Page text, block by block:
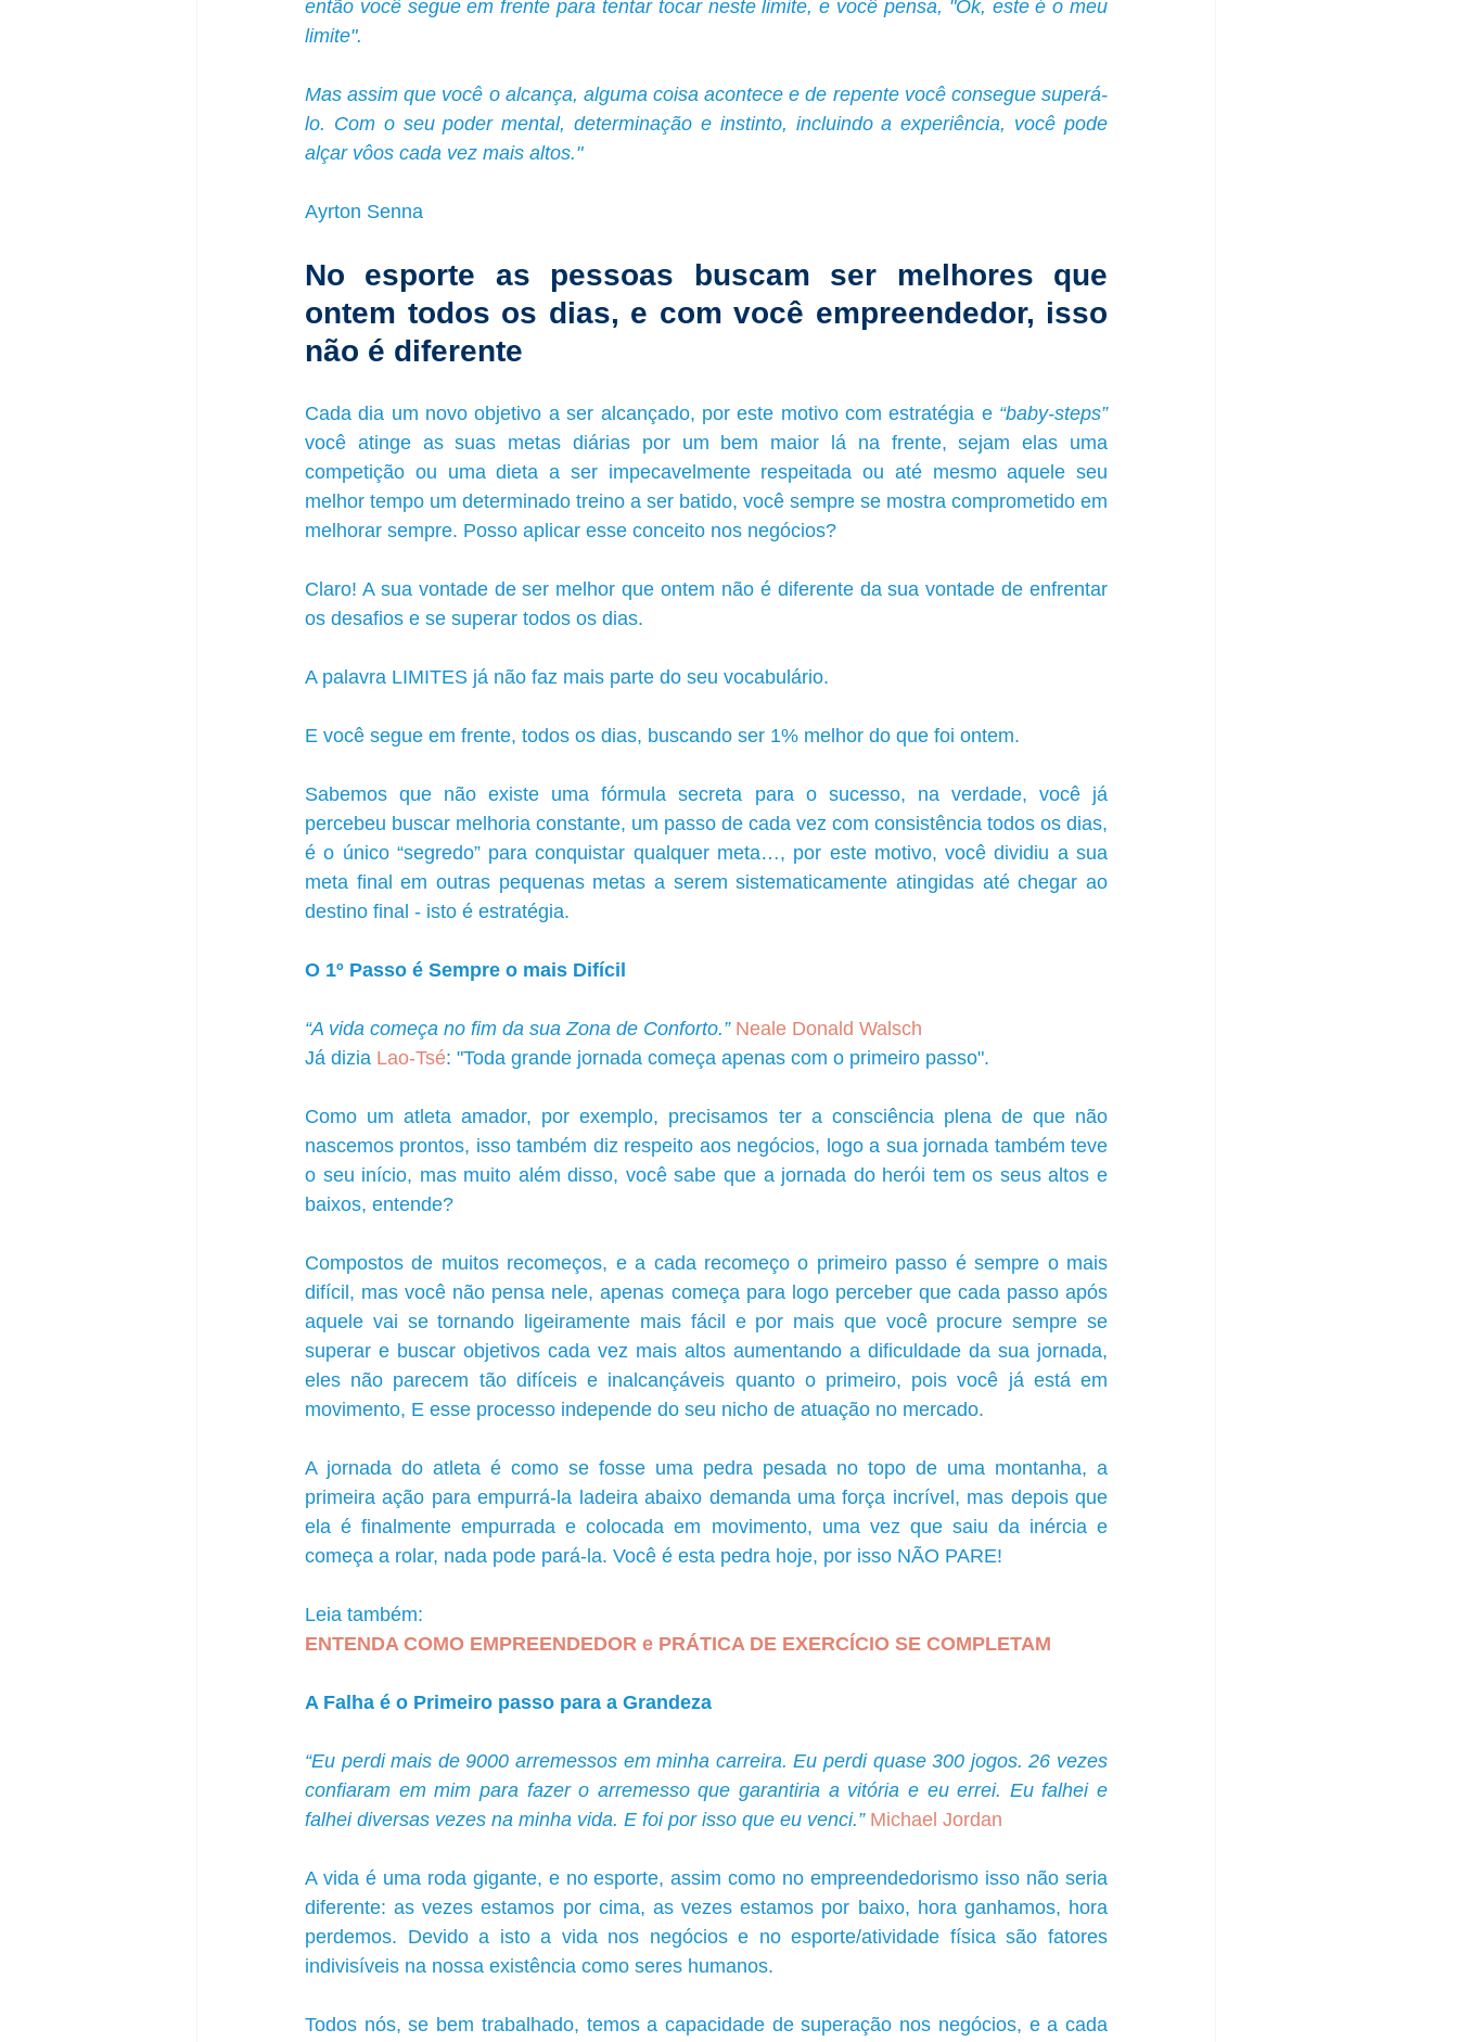
então você segue em frente para tentar tocar neste limite, e você pensa, "Ok, este é o meu
limite".
Mas assim que você o alcança, alguma coisa acontece e de repente você consegue superá-
lo. Com o seu poder mental, determinação e instinto, incluindo a experiência, você pode
alçar vôos cada vez mais altos."
Ayrton Senna
No esporte as pessoas buscam ser melhores que
ontem todos os dias, e com você empreendedor, isso
não é diferente
Cada dia um novo objetivo a ser alcançado, por este motivo com estratégia e “baby-steps”
você atinge as suas metas diárias por um bem maior lá na frente, sejam elas uma
competição ou uma dieta a ser impecavelmente respeitada ou até mesmo aquele seu
melhor tempo um determinado treino a ser batido, você sempre se mostra comprometido em
melhorar sempre. Posso aplicar esse conceito nos negócios?
Claro! A sua vontade de ser melhor que ontem não é diferente da sua vontade de enfrentar
os desafios e se superar todos os dias.
A palavra LIMITES já não faz mais parte do seu vocabulário.
E você segue em frente, todos os dias, buscando ser 1% melhor do que foi ontem.
Sabemos que não existe uma fórmula secreta para o sucesso, na verdade, você já
percebeu buscar melhoria constante, um passo de cada vez com consistência todos os dias,
é o único “segredo” para conquistar qualquer meta…, por este motivo, você dividiu a sua
meta final em outras pequenas metas a serem sistematicamente atingidas até chegar ao
destino final - isto é estratégia.
O 1º Passo é Sempre o mais Difícil
“A vida começa no fim da sua Zona de Conforto.” Neale Donald Walsch
Já dizia Lao-Tsé: "Toda grande jornada começa apenas com o primeiro passo".
Como um atleta amador, por exemplo, precisamos ter a consciência plena de que não
nascemos prontos, isso também diz respeito aos negócios, logo a sua jornada também teve
o seu início, mas muito além disso, você sabe que a jornada do herói tem os seus altos e
baixos, entende?
Compostos de muitos recomeços, e a cada recomeço o primeiro passo é sempre o mais
difícil, mas você não pensa nele, apenas começa para logo perceber que cada passo após
aquele vai se tornando ligeiramente mais fácil e por mais que você procure sempre se
superar e buscar objetivos cada vez mais altos aumentando a dificuldade da sua jornada,
eles não parecem tão difíceis e inalcançáveis quanto o primeiro, pois você já está em
movimento, E esse processo independe do seu nicho de atuação no mercado.
A jornada do atleta é como se fosse uma pedra pesada no topo de uma montanha, a
primeira ação para empurrá-la ladeira abaixo demanda uma força incrível, mas depois que
ela é finalmente empurrada e colocada em movimento, uma vez que saiu da inércia e
começa a rolar, nada pode pará-la. Você é esta pedra hoje, por isso NÃO PARE!
Leia também:
ENTENDA COMO EMPREENDEDOR e PRÁTICA DE EXERCÍCIO SE COMPLETAM
A Falha é o Primeiro passo para a Grandeza
“Eu perdi mais de 9000 arremessos em minha carreira. Eu perdi quase 300 jogos. 26 vezes
confiaram em mim para fazer o arremesso que garantiria a vitória e eu errei. Eu falhei e
falhei diversas vezes na minha vida. E foi por isso que eu venci.” Michael Jordan
A vida é uma roda gigante, e no esporte, assim como no empreendedorismo isso não seria
diferente: as vezes estamos por cima, as vezes estamos por baixo, hora ganhamos, hora
perdemos. Devido a isto a vida nos negócios e no esporte/atividade física são fatores
indivisíveis na nossa existência como seres humanos.
Todos nós, se bem trabalhado, temos a capacidade de superação nos negócios, e a cada